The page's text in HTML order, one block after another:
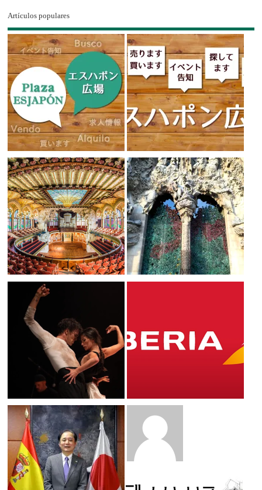
Artículos populares